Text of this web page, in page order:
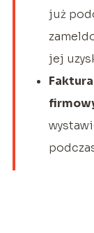
już
jej